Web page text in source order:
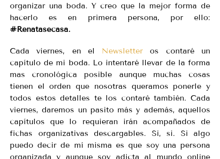
organizar una boda. Y creo que la mejor forma de
hacerlo es en primera persona, por ello:
#Renatasecasa.
Cada viernes, en el Newsletter os contaré un
capítulo de mi boda. Lo intentaré llevar de la forma
mas cronológica posible aunque muchas cosas
tienen el orden que nosotras queramos ponerle y
todos estos detalles te los contaré también. Cada
viernes, daremos un pasito más y además, aquellos
capítulos que lo requieran irán acompañados de
fichas organizativas descargables. Si, si. Si algo
puedo decir de mí misma es que soy una persona
organizada y aunque soy adicta al mundo online